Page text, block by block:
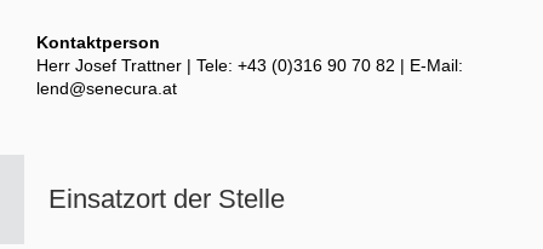
Kontaktperson
Herr Josef Trattner | Tele: +43 (0)316 90 70 82 | E-Mail:
lend@senecura.at
Einsatzort der Stelle